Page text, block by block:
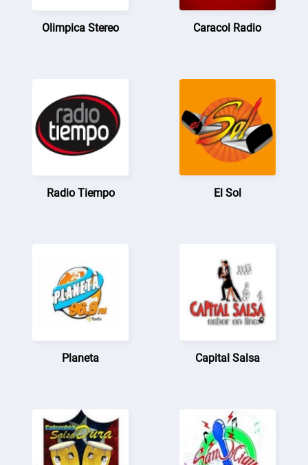
Olimpica Stereo Caracol Radio
Radio Tiempo El Sol
Planeta Capital Salsa